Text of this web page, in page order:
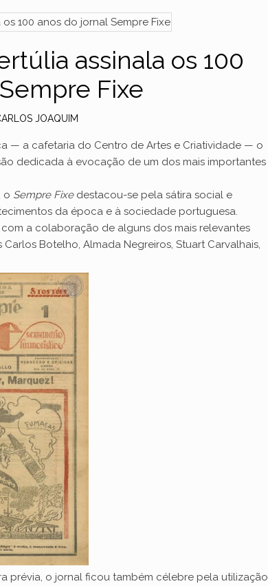
assinala os 100
Fixe
JOAQUIM
— a cafetaria do Centro de Artes e Criatividade — o
dedicada à evocação de um dos mais importantes
o Sempre Fixedestacou-se pela sátira social e
da época e à sociedade portuguesa.
a colaboração de alguns dos mais relevantes
Botelho, Almada Negreiros, Stuart Carvalhais,
prévia, o jornal ficou também célebre pela utilização